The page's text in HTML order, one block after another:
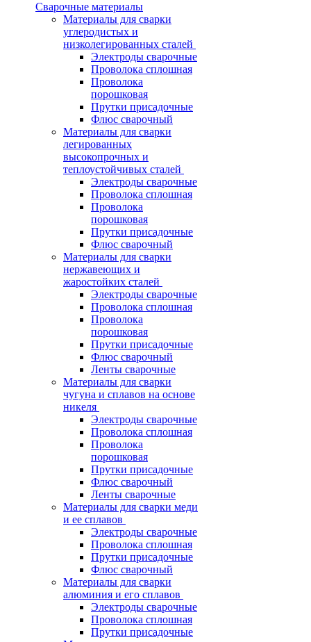
Сварочные материалы
Материалы для сварки
углеродистых и
низколегированных сталей
Электроды сварочные
Проволока сплошная
Проволока
порошковая
Прутки присадочные
Флюс сварочный
Материалы для сварки
легированных
высокопрочных и
теплоустойчивых сталей
Электроды сварочные
Проволока сплошная
Проволока
порошковая
Прутки присадочные
Флюс сварочный
Материалы для сварки
нержавеющих и
жаростойких сталей
Электроды сварочные
Проволока сплошная
Проволока
порошковая
Прутки присадочные
Флюс сварочный
Ленты сварочные
Материалы для сварки
чугуна и сплавов на основе
никеля
Электроды сварочные
Проволока сплошная
Проволока
порошковая
Прутки присадочные
Флюс сварочный
Ленты сварочные
Материалы для сварки меди
и ее сплавов
Электроды сварочные
Проволока сплошная
Прутки присадочные
Флюс сварочный
Материалы для сварки
алюминия и его сплавов
Электроды сварочные
Проволока сплошная
Прутки присадочные